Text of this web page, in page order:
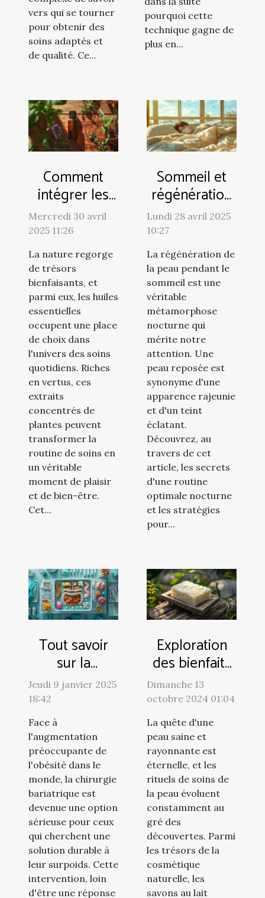
vers qui se tourner
pour obtenir des
soins adaptés et
de qualité. Ce...
pourquoi cette
technique gagne de
plus en...
Comment
intégrer les
huiles
essentielles
dans votre
routine
quotidienne
de soins
Mercredi 30 avril
2025 11:26
La nature regorge
de trésors
bienfaisants, et
parmi eux, les huiles
essentielles
occupent une place
de choix dans
l'univers des soins
quotidiens. Riches
en vertus, ces
extraits
concentrés de
plantes peuvent
transformer la
routine de soins en
un véritable
moment de plaisir
et de bien-être.
Cet...
Sommeil et
régénération
cutanée
stratégies
pour une
peau reposée
et éclatante
Lundi 28 avril 2025
10:27
La régénération de
la peau pendant le
sommeil est une
véritable
métamorphose
nocturne qui
mérite notre
attention. Une
peau reposée est
synonyme d'une
apparence rajeunie
et d'un teint
éclatant.
Découvrez, au
travers de cet
article, les secrets
d'une routine
optimale nocturne
et les stratégies
pour...
Tout savoir
sur la
chirurgie de
l'obésité:
méthodes et
bénéfices
Jeudi 9 janvier 2025
18:42
Face à
l'augmentation
préoccupante de
l'obésité dans le
monde, la chirurgie
bariatrique est
devenue une option
sérieuse pour ceux
qui cherchent une
solution durable à
leur surpoids. Cette
intervention, loin
d'être une réponse
Exploration
des bienfaits
des savons au
lait pour la
peau
Dimanche 13
octobre 2024 01:04
La quête d'une
peau saine et
rayonnante est
éternelle, et les
rituels de soins de
la peau évoluent
constamment au
gré des
découvertes. Parmi
les trésors de la
cosmétique
naturelle, les
savons au lait